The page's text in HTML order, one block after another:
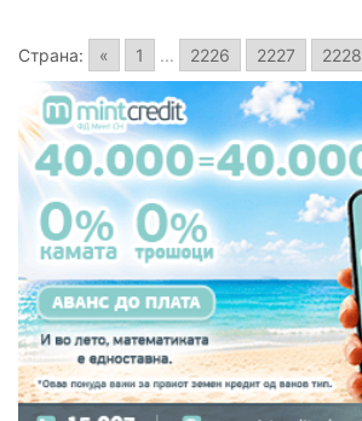
Страна: « 1 ... 2226 2227 2228